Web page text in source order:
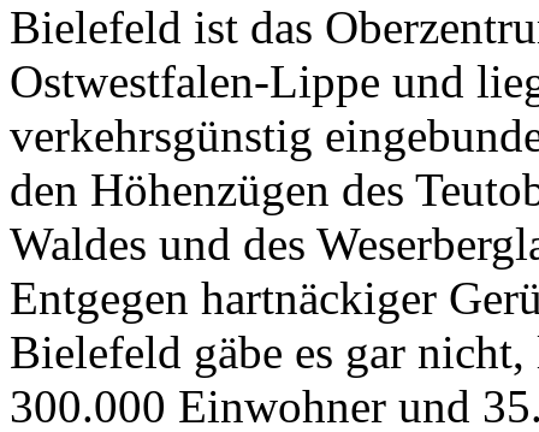
Bielefeld ist das
Ostwestfalen-Lippe und
verkehrsgünstig
den Höhenzügen des
Waldes und des
Entgegen hartnäckiger
Bielefeld gäbe es gar nicht,
300.000 Einwohner und